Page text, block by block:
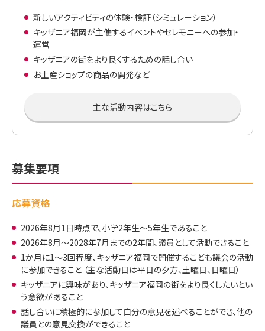
新しいアクティビティの体験・検証（シミュレーション）
キッザニア福岡が主催するイベントやセレモニーへの参加・
運営
キッザニアの街をより良くするための話し合い
お土産ショップの商品の開発など
主な活動内容はこちら
募集要項
応募資格
2026年8月1日時点で、小学2年生～5年生であること
2026年8月～2028年7月までの2年間、議員として活動できること
1か月に1～3回程度、キッザニア福岡で開催するこども議会の活動
に参加できること （主な活動日は平日の夕方、土曜日、日曜日）
キッザニアに興味があり、キッザニア福岡の街をより良くしたいとい
う意欲があること
話し合いに積極的に参加して自分の意見を述べることができ、他の
議員との意見交換ができること